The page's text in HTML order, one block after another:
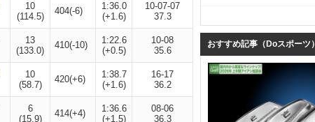
10
(114.5)
404(-6)
1:36.0
(+1.6)
10-07-07
37.3
13
(133.0)
410(-10)
1:22.6
(+0.5)
10-08
35.6
10
(58.7)
420(+6)
1:38.7
(+1.6)
16-17
36.2
6
(15.9)
414(+4)
1:36.6
(+1.5)
08-06
36.3
おすすめ記事（Doスポーツ）